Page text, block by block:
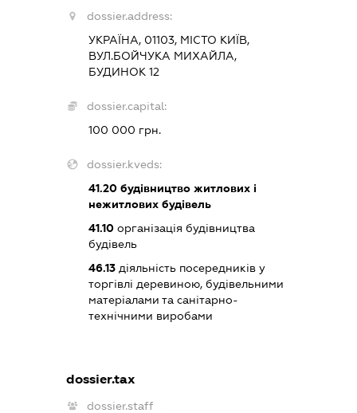
dossier.address:
УКРАЇНА, 01103, МІСТО КИЇВ,
ВУЛ.БОЙЧУКА МИХАЙЛА,
БУДИНОК 12
dossier.capital:
100 000 грн.
dossier.kveds:
41.20будівництво житлових і
нежитлових будівель
41.10організація будівництва
будівель
46.13діяльність посередників у
торгівлі деревиною, будівельними
матеріалами та санітарно-
технічними виробами
dossier.tax
dossier.staff